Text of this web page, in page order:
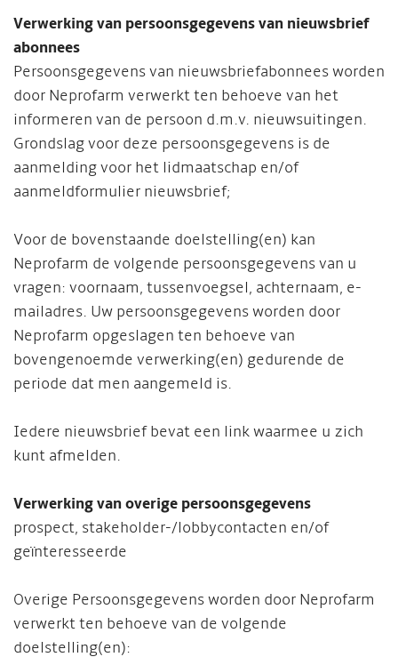
Verwerking van persoonsgegevens van nieuwsbrief
abonnees
Persoonsgegevens van nieuwsbriefabonnees worden
door Neprofarm verwerkt ten behoeve van het
informeren van de persoon d.m.v. nieuwsuitingen.
Grondslag voor deze persoonsgegevens is de
aanmelding voor het lidmaatschap en/of
aanmeldformulier nieuwsbrief;
Voor de bovenstaande doelstelling(en) kan
Neprofarm de volgende persoonsgegevens van u
vragen: voornaam, tussenvoegsel, achternaam, e-
mailadres. Uw persoonsgegevens worden door
Neprofarm opgeslagen ten behoeve van
bovengenoemde verwerking(en) gedurende de
periode dat men aangemeld is.
Iedere nieuwsbrief bevat een link waarmee u zich
kunt afmelden.
Verwerking van overige persoonsgegevens
prospect, stakeholder-/lobbycontacten en/of
geïnteresseerde
Overige Persoonsgegevens worden door Neprofarm
verwerkt ten behoeve van de volgende
doelstelling(en):